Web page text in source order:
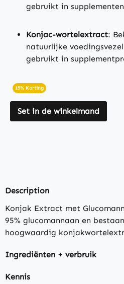
gebruikt in
Konjac-wortelextract:
natuurlijke
gebruikt in
15% Korting
Set in de winkelmand
Description
Konjak Extract met
95% glucomannaan en
hoogwaardig
Ingrediënten + verbruik
Kennis